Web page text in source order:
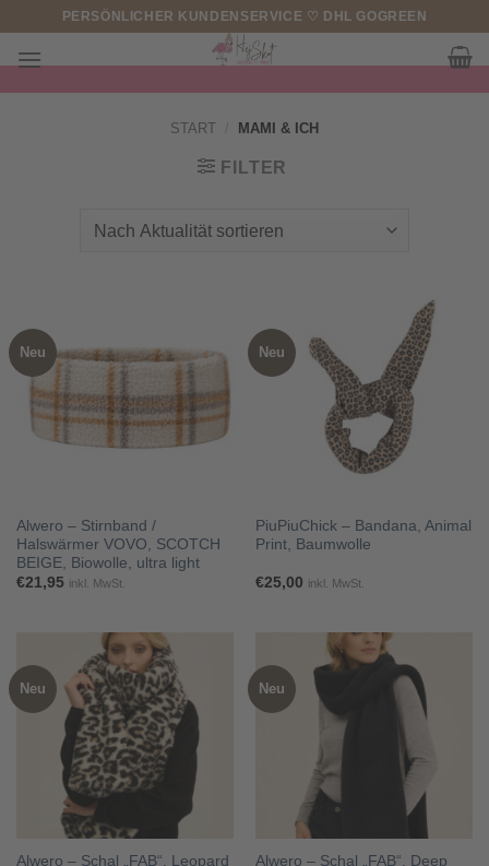
springen
PERSÖNLICHER KUNDENSERVICE ♡ DHL GOGREEN
START MAMI & ICH
FILTER
Neu
Alwero – Stirnband /
Halswärmer VOVO, SCOTCH
BEIGE, Biowolle, ultra light
€21,95 inkl. MwSt.
Neu
PiuPiuChick – Bandana, Animal
Print, Baumwolle
€25,00 inkl. MwSt.
Neu
Alwero – Schal „FAB“, Leopard
Neu
Alwero – Schal „FAB“, Deep